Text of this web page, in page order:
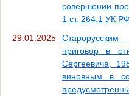
совершении
1 ст. 264.1 УК РФ
29.01.2025
приговор в
Сергеевича,
виновным в